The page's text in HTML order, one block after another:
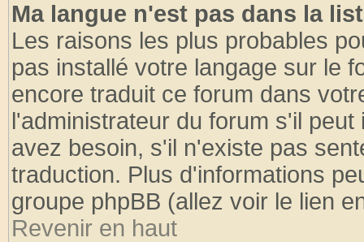
Ma langue n'est pas dans la
Les raisons les plus probables
pas installé votre langage sur le
encore traduit ce forum dans
l'administrateur du forum s'il
avez besoin, s'il n'existe pas
traduction. Plus d'informations
groupe phpBB (allez voir le lien
Revenir en haut